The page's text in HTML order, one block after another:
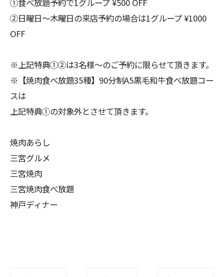
①食べ放題予約で1グループ ¥500 OFF
②日曜日〜木曜日の来店予約の場合は1グループ ¥1000
OFF
※上記特典①②は3名様〜のご予約に限らせて頂きます。
※【焼肉食べ放題35種】90分制A5黒毛和牛食べ放題コー
スは
上記特典①の対象外とさせて頂きます。
焼肉あらし
三宮グルメ
三宮焼肉
三宮焼肉食べ放題
神戸ディナー